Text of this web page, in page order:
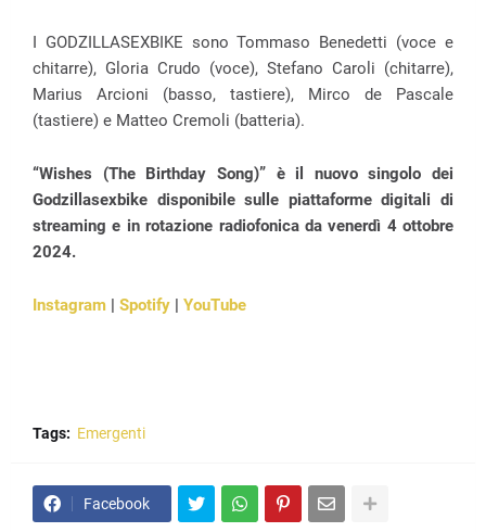
I GODZILLASEXBIKE sono Tommaso Benedetti (voce e
chitarre), Gloria Crudo (voce), Stefano Caroli (chitarre),
Marius Arcioni (basso, tastiere), Mirco de Pascale
(tastiere) e Matteo Cremoli (batteria).
“Wishes (The Birthday Song)” è il nuovo singolo dei
Godzillasexbike disponibile sulle piattaforme digitali di
streaming e in rotazione radiofonica da venerdì 4 ottobre
2024.
Instagram | Spotify | YouTube
Tags: Emergenti
Facebook